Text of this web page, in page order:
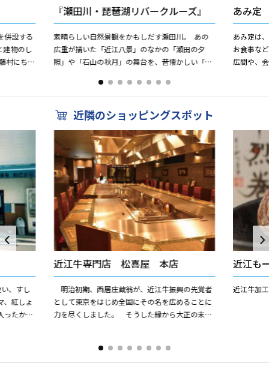
併設する
建物のし
村にちな
『瀬田川・琵琶湖リバークルーズ』
素晴らしい自然景観をかもしだす瀬田川。 あの
広重が描いた「近江八景」のなかの「瀬田の夕
照」や「石山の秋月」の舞台を、昔懐かしい「一
ップしたかのような感...
あみ定
あみ定は
お食事な
広間や、
近隣のショッピングスポット
、すし
、紅しょ
ったかに
近江牛専門店 松喜屋 本店
明治初期、西居庄蔵翁が、近江牛振興の先覚者
として東京をはじめ全国にその名を広めることに
力を尽くしました。 そうした縁から大正の末
近江も
近江牛加